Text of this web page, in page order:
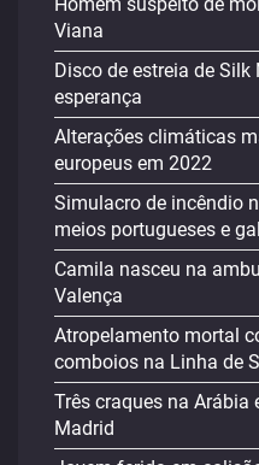
Viana
Disco de estreia de
esperança
Alterações climáticas
europeus em 2022
Simulacro de incêndio
meios portugueses e
Camila nasceu na
Valença
Atropelamento mortal
comboios na Linha de
Três craques na Arábia
Madrid